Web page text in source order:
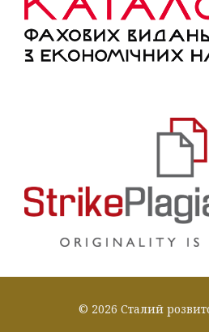
© 2026 Сталий